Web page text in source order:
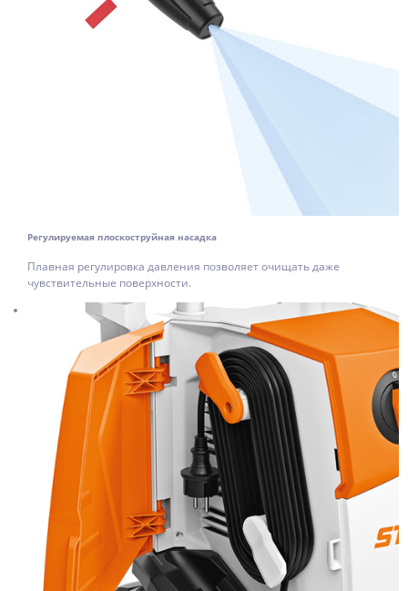
Регулируемая плоскоструйная насадка
Плавная регулировка давления позволяет очищать даже
чувствительные поверхности.